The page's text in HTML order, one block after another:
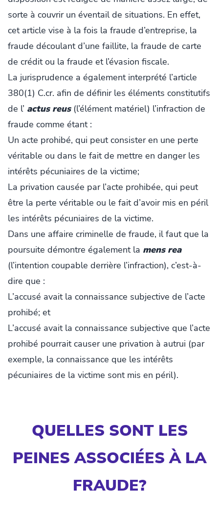
sorte à couvrir un éventail de situations. En effet,
cet article vise à la fois la fraude d’entreprise, la
fraude découlant d’une faillite, la fraude de carte
de crédit ou la fraude et l’évasion fiscale.
La jurisprudence a également interprété l’article
380(1) C.cr. afin de définir les éléments constitutifs
de l’ actus reus(l’élément matériel) l’infraction de
fraude comme étant :
Un acte prohibé, qui peut consister en une perte
véritable ou dans le fait de mettre en danger les
intérêts pécuniaires de la victime;
La privation causée par l’acte prohibée, qui peut
être la perte véritable ou le fait d’avoir mis en péril
les intérêts pécuniaires de la victime.
Dans une affaire criminelle de fraude, il faut que la
poursuite démontre également la mens rea
(l’intention coupable derrière l’infraction), c’est-à-
dire que :
L’accusé avait la connaissance subjective de l’acte
prohibé; et
L’accusé avait la connaissance subjective que l’acte
prohibé pourrait causer une privation à autrui (par
exemple, la connaissance que les intérêts
pécuniaires de la victime sont mis en péril).
QUELLES SONT LES
PEINES ASSOCIÉES À LA
FRAUDE?